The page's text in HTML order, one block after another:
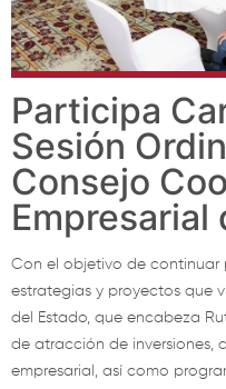
Participa
Sesión
Consejo
Empresarial
Con el objetivo de continuar
estrategias y proyectos que
del Estado, que encabeza
de atracción de inversiones,
empresarial, así como